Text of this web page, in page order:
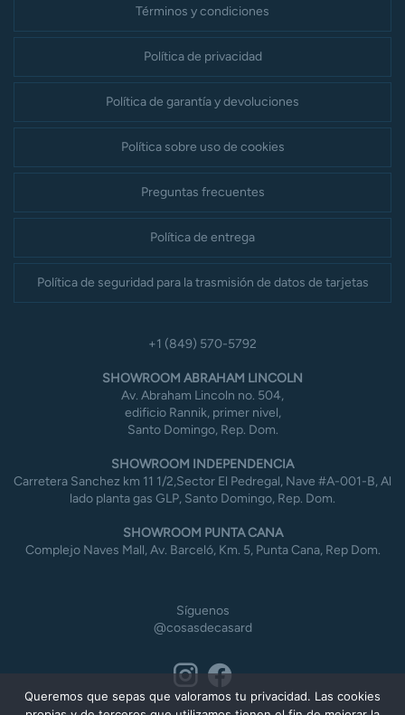
Términos y condiciones
Política de privacidad
Política de garantía y devoluciones
Política sobre uso de cookies
Preguntas frecuentes
Política de entrega
Política de seguridad para la trasmisión de datos de tarjetas
+1 (849) 570-5792
SHOWROOM ABRAHAM LINCOLN
Av. Abraham Lincoln no. 504,
edificio Rannik, primer nivel,
Santo Domingo, Rep. Dom.
SHOWROOM INDEPENDENCIA
Carretera Sanchez km 11 1/2,Sector El Pedregal, Nave #A-001-B, Al
lado planta gas GLP, Santo Domingo, Rep. Dom.
SHOWROOM PUNTA CANA
Complejo Naves Mall, Av. Barceló, Km. 5, Punta Cana, Rep Dom.
Síguenos
@cosasdecasard
Queremos que sepas que valoramos tu privacidad. Las cookies